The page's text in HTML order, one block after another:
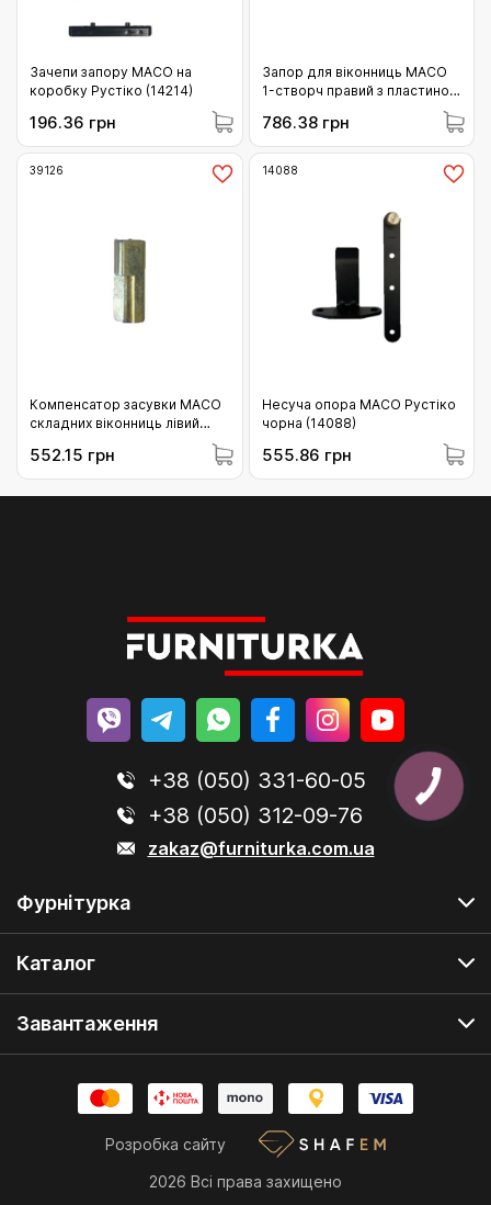
Зачепи запору MACO на
коробку Рустіко (14214)
196.36 грн
Запор для віконниць MACO
1-створч правий з пластиною
підкладкою правий чорний
(14027)
786.38 грн
39126
Компенсатор засувки MACO
складних віконниць лівий
552.15 грн
14088
Несуча опора MACO Рустіко
чорна (14088)
555.86 грн
+38 (050) 331-60-05
+38 (050) 312-09-76
zakaz@furniturka.com.ua
Фурнітурка
Каталог
Завантаження
2026 Всі права захищено
Розробка сайту